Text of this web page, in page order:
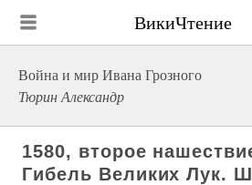
ВикиЧтение
Война и мир Ивана Грозного
Тюрин Александр
1580, второе
Гибель Великих Лук.